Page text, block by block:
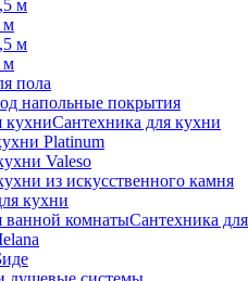
м
м
м
м
пола
напольные покрытия
Сантехника для кухни
Platinum
Valeso
из искусственного камня
кухни
Сантехника